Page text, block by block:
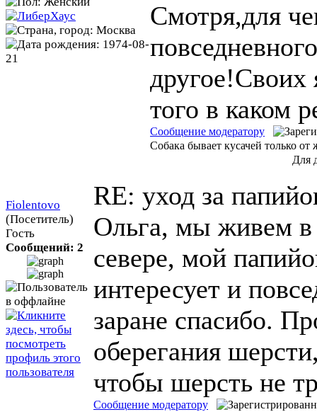
Смотря,для
другое!Своих
того в каком
Сообщение модератору
Собака бывает кусачей только от
Для
Fiolentovo
(Посетитель)
Гость
Сообщений: 2
RE: уход за
Ольга, мы живем в
севере, мой
интересует и
заране спасибо.
оберегания
чтобы шерсть не
Сообщение модератору